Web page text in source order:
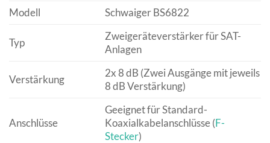
Modell
Schwaiger BS6822
Typ
Zweigeräteverstärker für SAT-
Anlagen
Verstärkung
2x 8 dB (Zwei Ausgänge mit jeweils
8 dB Verstärkung)
Anschlüsse
Geeignet für Standard-
Koaxialkabelanschlüsse (F-
Stecker)